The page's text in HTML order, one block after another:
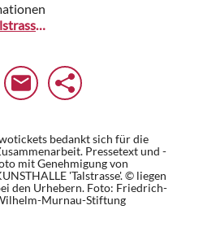
kunstverein-talstrasse.de
bedankt sich für die
Pressetext und -
mit Genehmigung von
'Talstrasse'. © liegen
den Urhebern. Foto: Friedrich-
Murnau-Stiftung